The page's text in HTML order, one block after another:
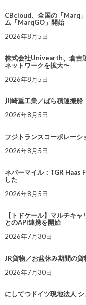
CBcloud、全国の「Marq
ム「MarqGO」開始
2026年8月5日
株式会社Univearth、倉吉
ネットワークを拡大〜
2026年8月5日
川崎重工業／ばら積運搬
2026年8月5日
フジトランスコーポレー
2026年8月5日
ネバーマイル：TGR Haas
した
2026年8月5日
【トドケール】マルチキ
とのAPI連携を開始
2026年7月30日
JR貨物／お盆休み期間の
2026年7月30日
にしてつドイツ現地法人